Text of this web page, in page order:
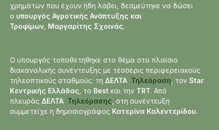
χρημάτων που έχουν ήδη λάβει, δεσμεύτηκε να δώσει
ο υπουργός Αγροτικής Ανάπτυξης και
Τροφίμων Μαργαρίτης Σχοινάς.
Ο υπουργός τοποθετήθηκε στο θέμα στο πλαίσιο
διακαναλικής συνέντευξης με τέσσερις περιφερειακούς
τηλεοπτικούς σταθμούς: τη ΔΕΛΤΑ Τηλεόραση , τον Star
Κεντρικής Ελλάδας , το Best και την TRT. Από
πλευράς ΔΕΛΤΑ Τηλεόρασης , στη συνέντευξη
συμμετείχε η δημοσιογράφος Κατερίνα Καλεντερίδου.